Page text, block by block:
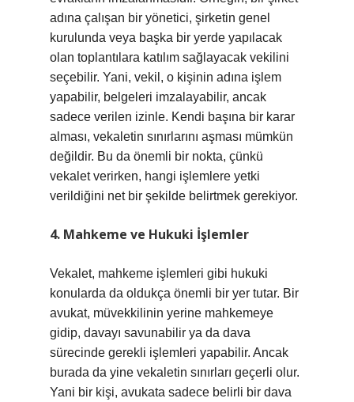
adına çalışan bir yönetici, şirketin genel
kurulunda veya başka bir yerde yapılacak
olan toplantılara katılım sağlayacak vekilini
seçebilir. Yani, vekil, o kişinin adına işlem
yapabilir, belgeleri imzalayabilir, ancak
sadece verilen izinle. Kendi başına bir karar
alması, vekaletin sınırlarını aşması mümkün
değildir. Bu da önemli bir nokta, çünkü
vekalet verirken, hangi işlemlere yetki
verildiğini net bir şekilde belirtmek gerekiyor.
4. Mahkeme ve Hukuki İşlemler
Vekalet, mahkeme işlemleri gibi hukuki
konularda da oldukça önemli bir yer tutar. Bir
avukat, müvekkilinin yerine mahkemeye
gidip, davayı savunabilir ya da dava
sürecinde gerekli işlemleri yapabilir. Ancak
burada da yine vekaletin sınırları geçerli olur.
Yani bir kişi, avukata sadece belirli bir dava